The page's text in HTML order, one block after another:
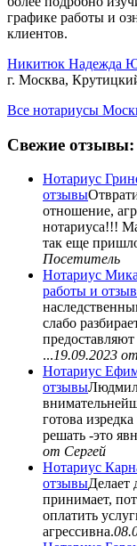
графике работы и
клиентов.
Никитюк Надежда
г. Москва,
Все нотариусы
Свежие отзывы:
Нотариус
отзывы
отношение,
нотариуса!!!
так еще
Посетитель
Нотариус
работы и
слабо
...19.09.2023
Нотариус
отзывы
готова
решать -это
от Сергей
Нотариус
отзывыДелает
принимает,
оплатить
агрессивна.